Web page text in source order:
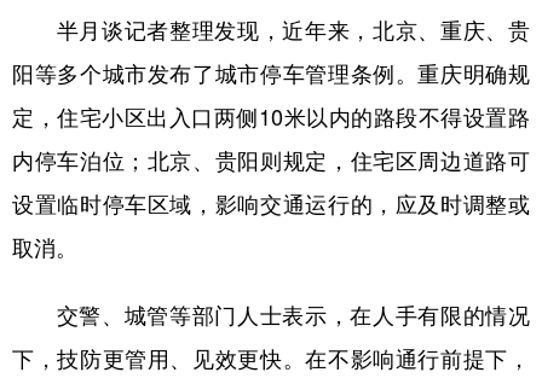
半月谈记者整理发现，近年来，北京、重庆、贵
阳等多个城市发布了城市停车管理条例。重庆明确规
定，住宅小区出入口两侧10米以内的路段不得设置路
内停车泊位；北京、贵阳则规定，住宅区周边道路可
设置临时停车区域，影响交通运行的，应及时调整或
取消。
交警、城管等部门人士表示，在人手有限的情况
下，技防更管用、见效更快。在不影响通行前提下，